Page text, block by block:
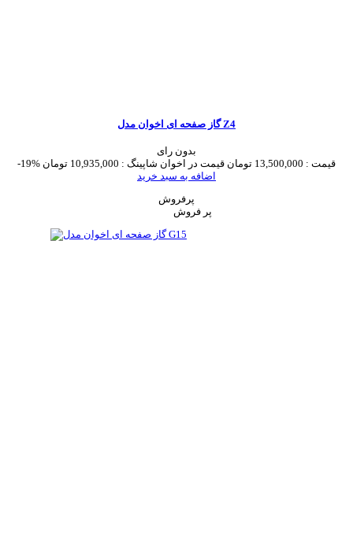
گاز صفحه ای اخوان مدل Z4
بدون رای
-19%
قیمت : 13,500,000 تومان قیمت در اخوان شاپینگ : 10,935,000 تومان
اضافه به سبد خرید
پرفروش